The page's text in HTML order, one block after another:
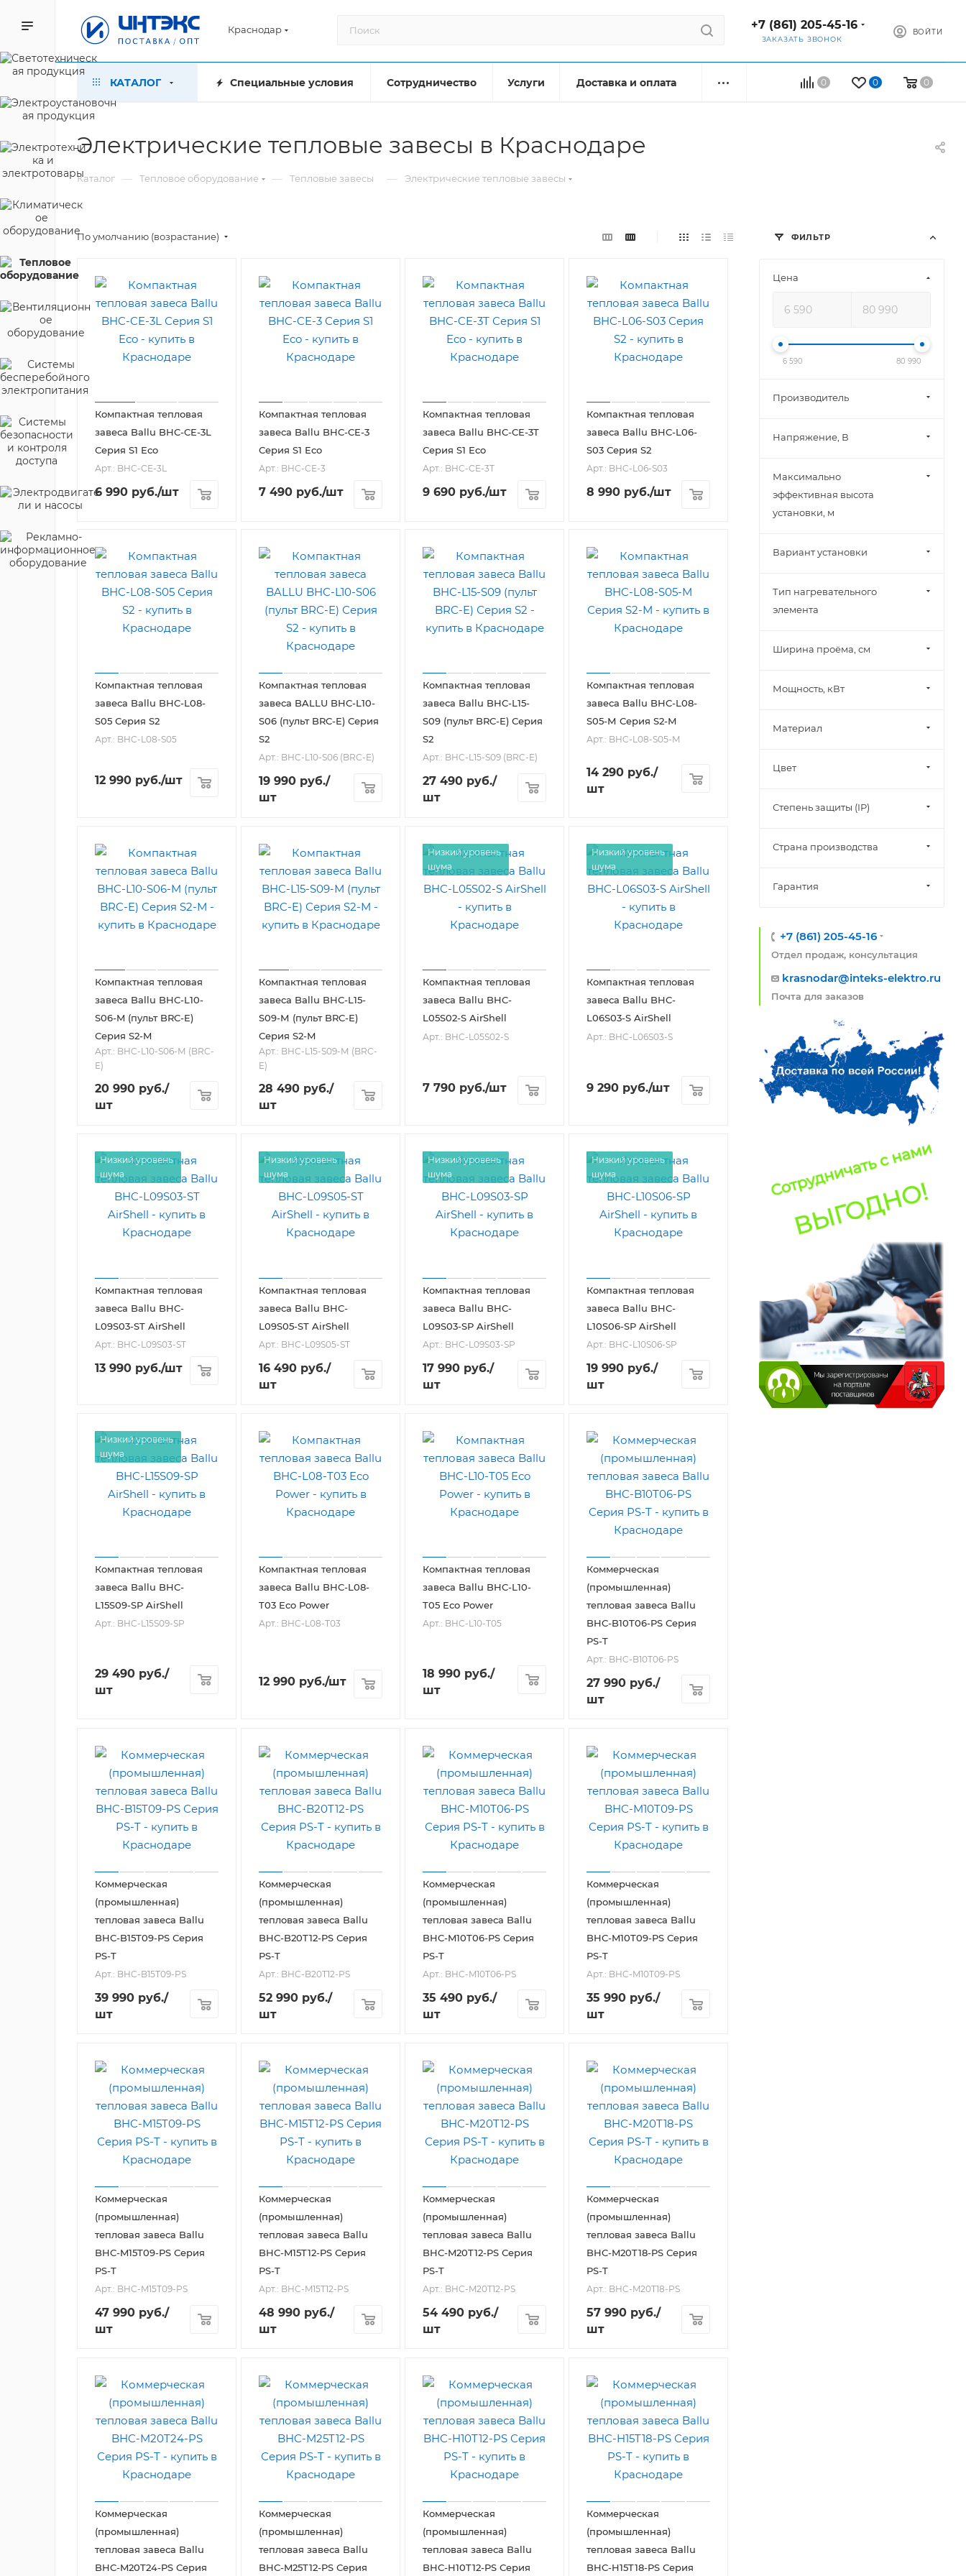
Краснодар +7 (861) 205-45-16
ЗАКАЗАТЬ ЗВОНОК
ВОЙТИ
0 0 0
КАТАЛОГ Специальные условия Сотрудничество Услуги Доставка и оплата
Электрические тепловые завесы в Краснодаре
Каталог — Тепловое оборудование — Тепловые завесы — Электрические тепловые завесы
По умолчанию (возрастание)
Компактная тепловая
завеса Ballu BHC-CE-3L
Серия S1 Eco
Арт.: BHC-CE-3L
6 990 руб./шт
Компактная тепловая
завеса Ballu BHC-CE-3
Серия S1 Eco
Арт.: BHC-CE-3
7 490 руб./шт
Компактная тепловая
завеса Ballu BHC-CE-3T
Серия S1 Eco
Арт.: BHC-CE-3T
9 690 руб./шт
Компактная тепловая
завеса Ballu BHC-L06-
S03 Серия S2
Арт.: BHC-L06-S03
8 990 руб./шт
Компактная тепловая
завеса Ballu BHC-L08-
S05 Серия S2
Арт.: BHC-L08-S05
12 990 руб./шт
Компактная тепловая
завеса BALLU BHC-L10-
S06 (пульт BRC-E) Серия
S2
Арт.: BHC-L10-S06 (BRC-E)
19 990 руб./
шт
Компактная тепловая
завеса Ballu BHC-L15-
S09 (пульт BRC-E) Серия
S2
Арт.: BHC-L15-S09 (BRC-E)
27 490 руб./
шт
Компактная тепловая
завеса Ballu BHC-L08-
S05-М Серия S2-М
Арт.: BHC-L08-S05-М
14 290 руб./
шт
Компактная тепловая
завеса Ballu BHC-L10-
S06-M (пульт BRC-E)
Серия S2-М
Арт.: BHC-L10-S06-М (BRC-
E)
20 990 руб./
шт
Компактная тепловая
завеса Ballu BHC-L15-
S09-М (пульт BRC-E)
Серия S2-М
Арт.: BHC-L15-S09-М (BRC-
E)
28 490 руб./
шт
Низкий уровень
шума
Компактная тепловая
завеса Ballu BHC-
L05S02-S AirShell
Арт.: BHC-L05S02-S
7 790 руб./шт
Низкий уровень
шума
Компактная тепловая
завеса Ballu BHC-
L06S03-S AirShell
Арт.: BHC-L06S03-S
9 290 руб./шт
Низкий уровень
шума
Компактная тепловая
завеса Ballu BHC-
L09S03-ST AirShell
Арт.: BHC-L09S03-ST
13 990 руб./шт
Низкий уровень
шума
Компактная тепловая
завеса Ballu BHC-
L09S05-ST AirShell
Арт.: BHC-L09S05-ST
16 490 руб./
шт
Низкий уровень
шума
Компактная тепловая
завеса Ballu BHC-
L09S03-SP AirShell
Арт.: BHC-L09S03-SP
17 990 руб./
шт
Низкий уровень
шума
Компактная тепловая
завеса Ballu BHC-
L10S06-SP AirShell
Арт.: BHC-L10S06-SP
19 990 руб./
шт
Низкий уровень
шума
Компактная тепловая
завеса Ballu BHC-
L15S09-SP AirShell
Арт.: BHC-L15S09-SP
29 490 руб./
шт
Компактная тепловая
завеса Ballu BHC-L08-
T03 Eco Power
Арт.: BHC-L08-T03
12 990 руб./шт
Компактная тепловая
завеса Ballu BHC-L10-
T05 Eco Power
Арт.: BHC-L10-T05
18 990 руб./
шт
Коммерческая
(промышленная)
тепловая завеса Ballu
BHC-B10T06-PS Серия
PS-T
Арт.: BHC-B10T06-PS
27 990 руб./
шт
Коммерческая
(промышленная)
тепловая завеса Ballu
BHC-B15T09-PS Серия
PS-T
Арт.: BHC-B15T09-PS
39 990 руб./
шт
Коммерческая
(промышленная)
тепловая завеса Ballu
BHC-B20T12-PS Серия
PS-T
Арт.: BHC-B20T12-PS
52 990 руб./
шт
Коммерческая
(промышленная)
тепловая завеса Ballu
BHC-M10T06-PS Серия
PS-T
Арт.: BHC-M10T06-PS
35 490 руб./
шт
Коммерческая
(промышленная)
тепловая завеса Ballu
BHC-M10T09-PS Серия
PS-T
Арт.: BHC-M10T09-PS
35 990 руб./
шт
Коммерческая
(промышленная)
тепловая завеса Ballu
BHC-M15T09-PS Серия
PS-T
Арт.: BHC-M15T09-PS
47 990 руб./
шт
Коммерческая
(промышленная)
тепловая завеса Ballu
BHC-M15T12-PS Серия
PS-T
Арт.: BHC-M15T12-PS
48 990 руб./
шт
Коммерческая
(промышленная)
тепловая завеса Ballu
BHC-M20T12-PS Серия
PS-T
Арт.: BHC-M20T12-PS
54 490 руб./
шт
Коммерческая
(промышленная)
тепловая завеса Ballu
BHC-M20T18-PS Серия
PS-T
Арт.: BHC-M20T18-PS
57 990 руб./
шт
Коммерческая
(промышленная)
тепловая завеса Ballu
BHC-M20T24-PS Серия
Коммерческая
(промышленная)
тепловая завеса Ballu
BHC-M25T12-PS Серия
Коммерческая
(промышленная)
тепловая завеса Ballu
BHC-H10T12-PS Серия
Коммерческая
(промышленная)
тепловая завеса Ballu
BHC-H15T18-PS Серия
ФИЛЬТР
Цена
6 590 80 990
Производитель
Напряжение, В
Максимально
эффективная высота
установки, м
Вариант установки
Тип нагревательного
элемента
Ширина проёма, см
Мощность, кВт
Материал
Цвет
Степень защиты (IP)
Страна производства
Гарантия
+7 (861) 205-45-16
Отдел продаж, консультация
krasnodar@inteks-elektro.ru
Почта для заказов